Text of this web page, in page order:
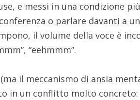
e messi in una condizione
o parlare davanti a
il volume della voce è
“eehmmm”.
il meccanismo di ansia
in un conflitto molto concreto: